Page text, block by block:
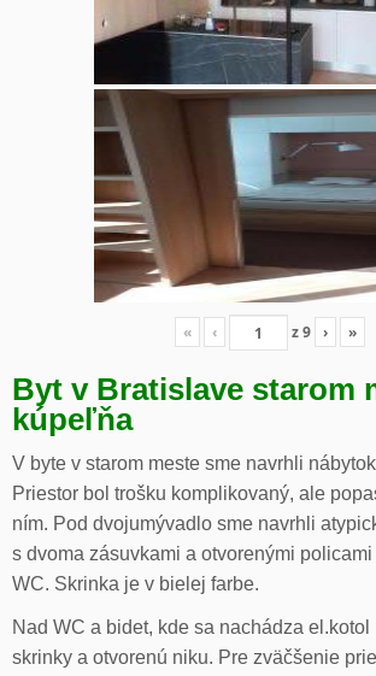
« ‹ z9 › »
Byt v Bratislave starom
kúpeľňa
V byte v starom meste sme navrhli
Priestor bol trošku komplikovaný, ale
ním. Pod dvojumývadlo sme navrhli
s dvoma zásuvkami a otvorenými
WC. Skrinka je v bielej farbe.
Nad WC a bidet, kde sa nachádza
skrinky a otvorenú niku. Pre zväčšenie